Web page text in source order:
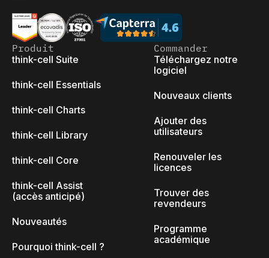
Produit
think-cell Suite
think-cell Essentials
think-cell Charts
think-cell Library
think-cell Core
think-cell Assist
(accès anticipé)
Nouveautés
Pourquoi think-cell ?
Commander
Téléchargez notre
logiciel
Nouveaux clients
Ajouter des
utilisateurs
Renouveler les
licences
Trouver des
revendeurs
Programme
académique